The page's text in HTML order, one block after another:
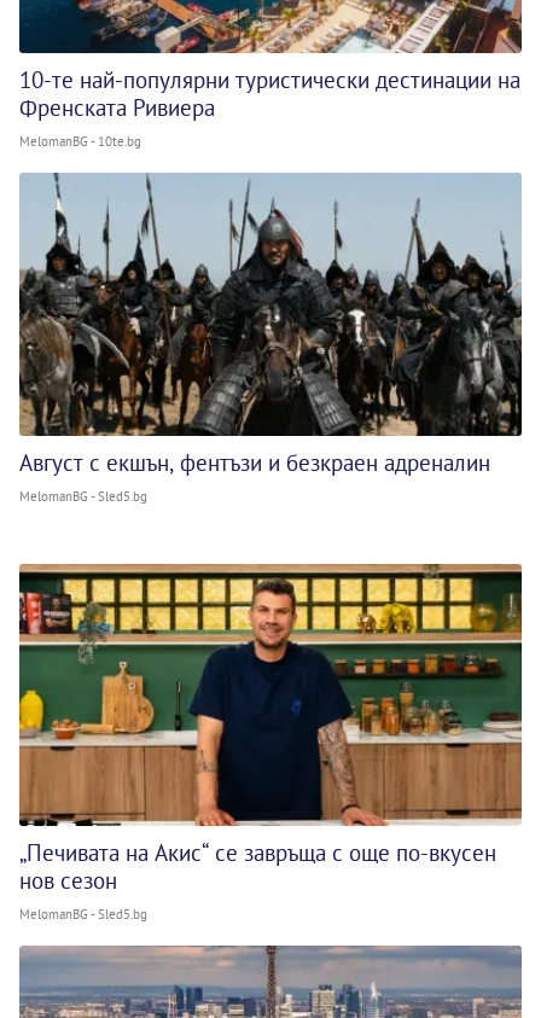
10-те най-популярни туристически дестинации на
Френската Ривиера
MelomanBG - 10te.bg
Август с екшън, фентъзи и безкраен адреналин
MelomanBG - Sled5.bg
„Печивата на Акис“ се завръща с още по-вкусен
нов сезон
MelomanBG - Sled5.bg